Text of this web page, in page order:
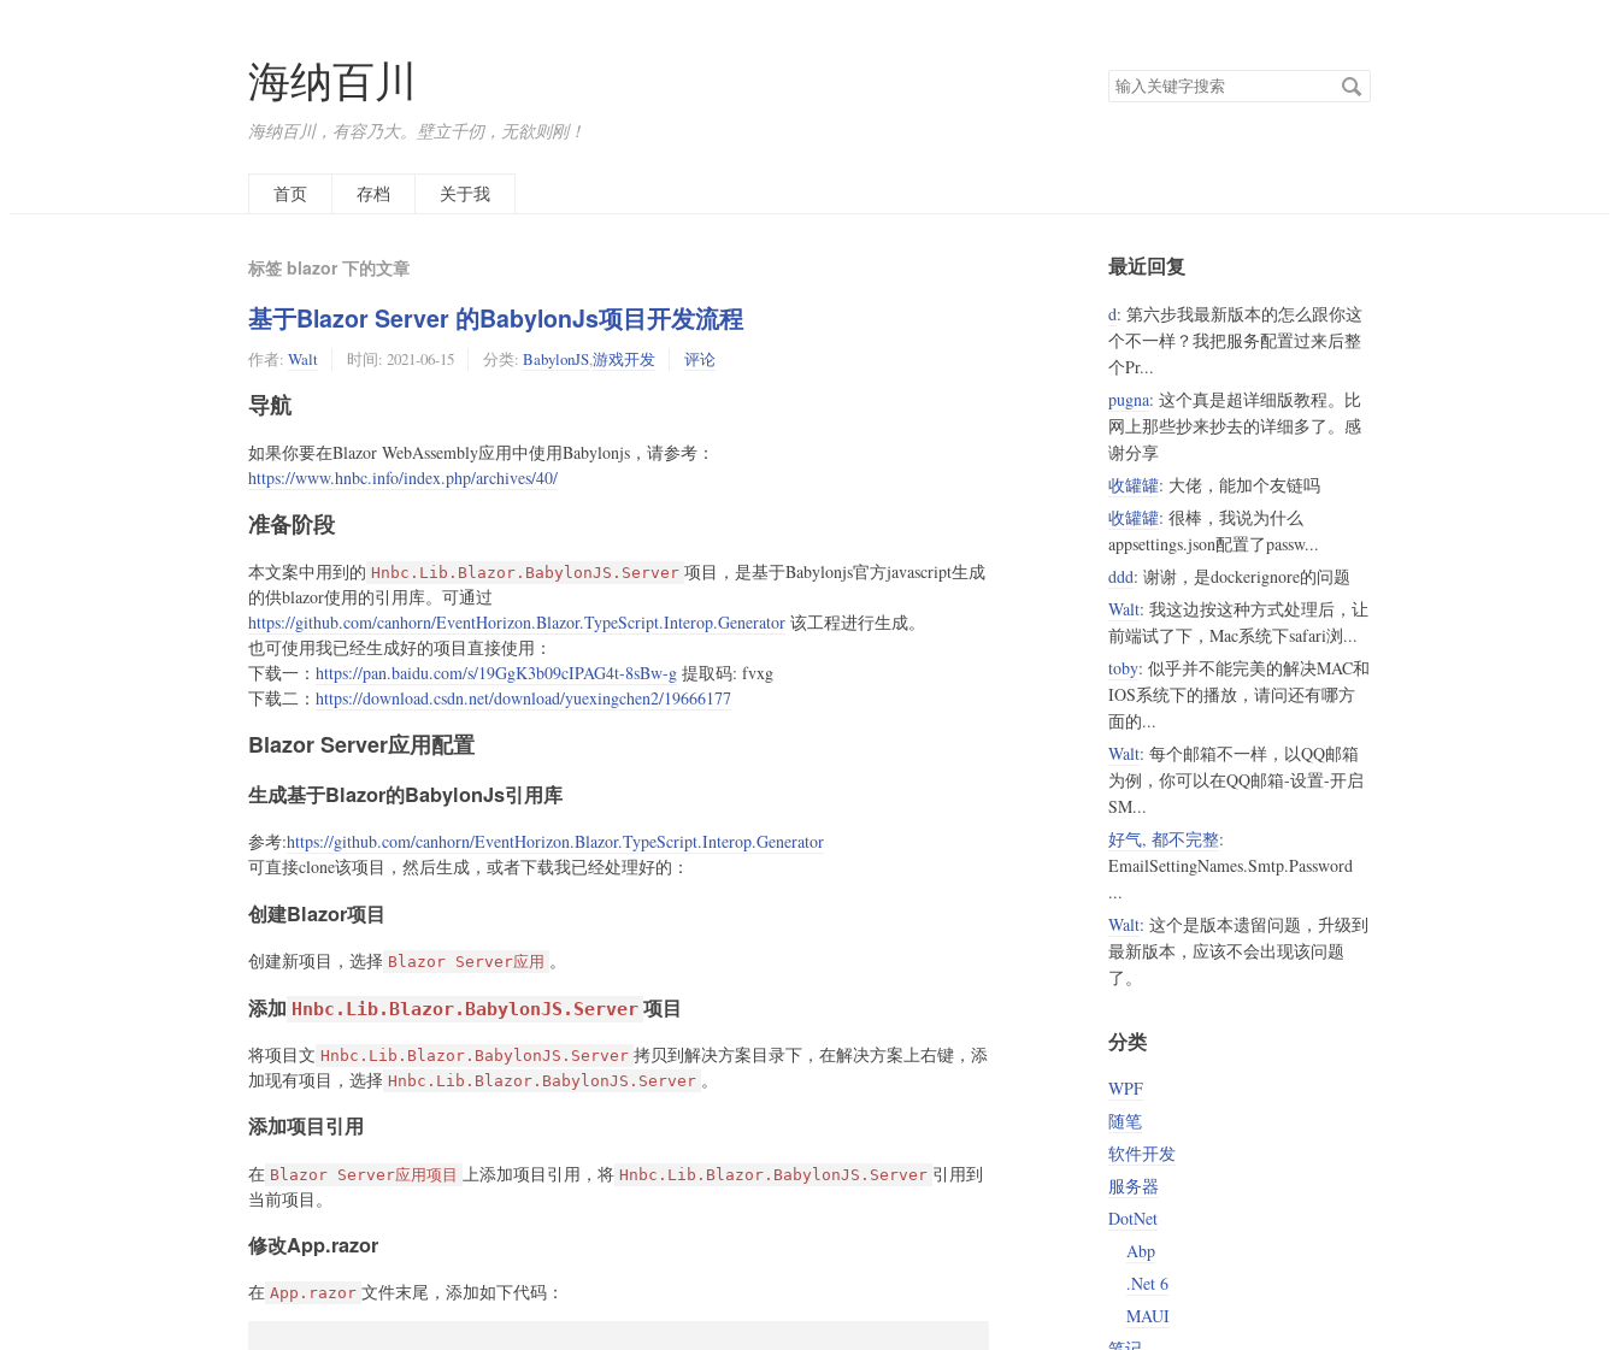
海纳百川
海纳百川，有容乃大。壁立千仞，无欲则刚！
搜
首页 存档 关于我
标签 blazor 下的文章
基于Blazor Server 的BabylonJs项目开发流程
作者: Walt 时间: 2021-06-15 分类: BabylonJS,游戏开发 评论
导航
如果你要在Blazor WebAssembly应用中使用Babylonjs，请参考：
https://www.hnbc.info/index.php/archives/40/
准备阶段
本文案中用到的 Hnbc.Lib.Blazor.BabylonJS.Server 项目，是基于Babylonjs官方javascript生成
的供blazor使用的引用库。可通过
https://github.com/canhorn/EventHorizon.Blazor.TypeScript.Interop.Generator 该工程进行生成。
也可使用我已经生成好的项目直接使用：
下载一： https://pan.baidu.com/s/19GgK3b09cIPAG4t-8sBw-g 提取码: fvxg
下载二： https://download.csdn.net/download/yuexingchen2/19666177
Blazor Server应用配置
生成基于Blazor的BabylonJs引用库
参考:https://github.com/canhorn/EventHorizon.Blazor.TypeScript.Interop.Generator
可直接clone该项目，然后生成，或者下载我已经处理好的：
创建Blazor项目
创建新项目，选择 Blazor Server应用 。
添加 Hnbc.Lib.Blazor.BabylonJS.Server 项目
将项目文 Hnbc.Lib.Blazor.BabylonJS.Server 拷贝到解决方案目录下，在解决方案上右键，添
加现有项目，选择 Hnbc.Lib.Blazor.BabylonJS.Server 。
添加项目引用
在 Blazor Server应用项目 上添加项目引用，将 Hnbc.Lib.Blazor.BabylonJS.Server 引用到
当前项目。
修改App.razor
在 App.razor 文件末尾，添加如下代码：
最近回复
d: 第六步我最新版本的怎么跟你这
个不一样？我把服务配置过来后整
个Pr...
pugna: 这个真是超详细版教程。比
网上那些抄来抄去的详细多了。感
谢分享
收罐罐: 大佬，能加个友链吗
收罐罐: 很棒，我说为什么
appsettings.json配置了passw...
ddd: 谢谢，是dockerignore的问题
Walt: 我这边按这种方式处理后，让
前端试了下，Mac系统下safari浏...
toby: 似乎并不能完美的解决MAC和
IOS系统下的播放，请问还有哪方
面的...
Walt: 每个邮箱不一样，以QQ邮箱
为例，你可以在QQ邮箱-设置-开启
SM...
好气, 都不完整:
EmailSettingNames.Smtp.Password
...
Walt: 这个是版本遗留问题，升级到
最新版本，应该不会出现该问题
了。
分类
WPF
随笔
软件开发
服务器
DotNet
Abp
.Net 6
MAUI